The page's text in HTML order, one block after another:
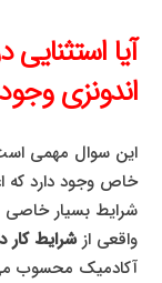
آیا
اندونزی
این سوال مهمی
خاص وجود دارد که
شرایط بسیار خاصی
واقعی ازشرایط کار
آکادمیک محسوب